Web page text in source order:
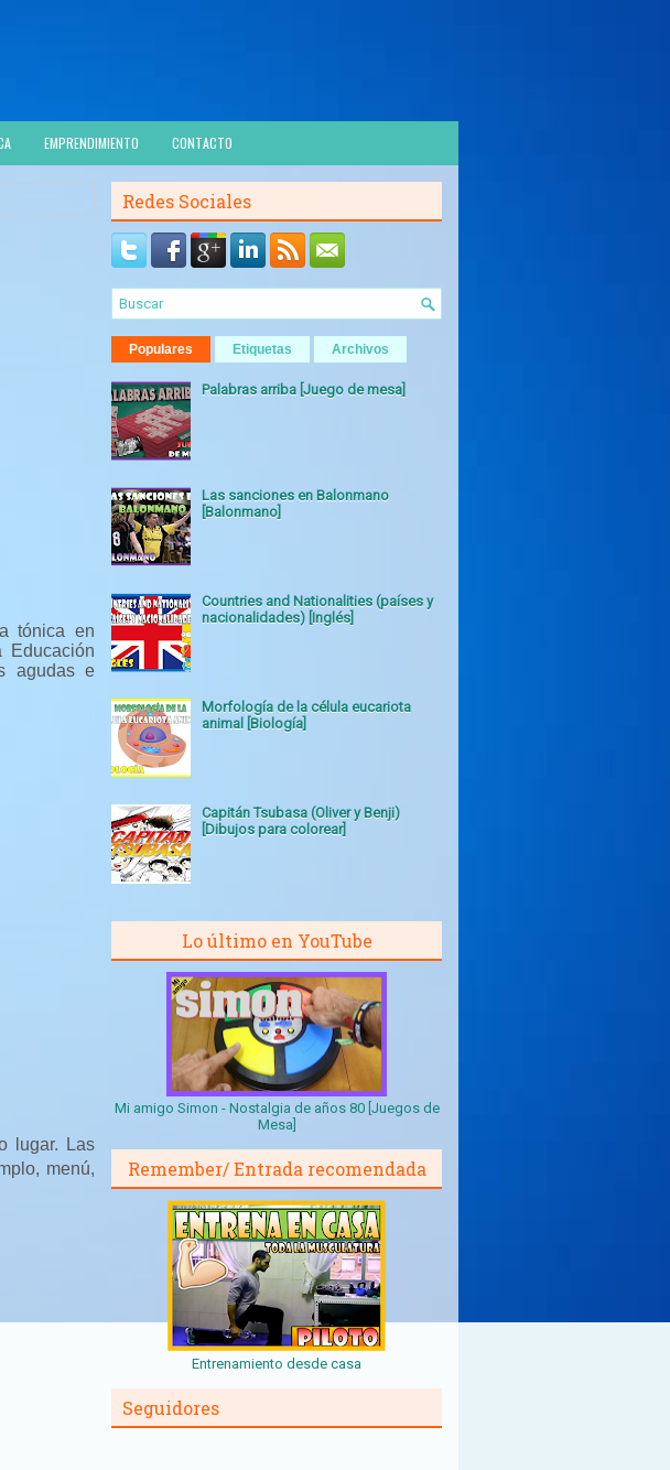
EMPRENDIMIENTO CONTACTO
tónica en
agudas e
lugar. Las
menú,
Redes Sociales
Populares Etiquetas Archivos
Palabras arriba [Juego de mesa]
Las sanciones en Balonmano
[Balonmano]
Countries and Nationalities (países y
nacionalidades) [Inglés]
Morfología de la célula eucariota
animal [Biología]
Capitán Tsubasa (Oliver y Benji)
[Dibujos para colorear]
Lo último en YouTube
Mi amigo Simon - Nostalgia de años 80 [Juegos de
Mesa]
Remember/ Entrada recomendada
Entrenamiento desde casa
Seguidores